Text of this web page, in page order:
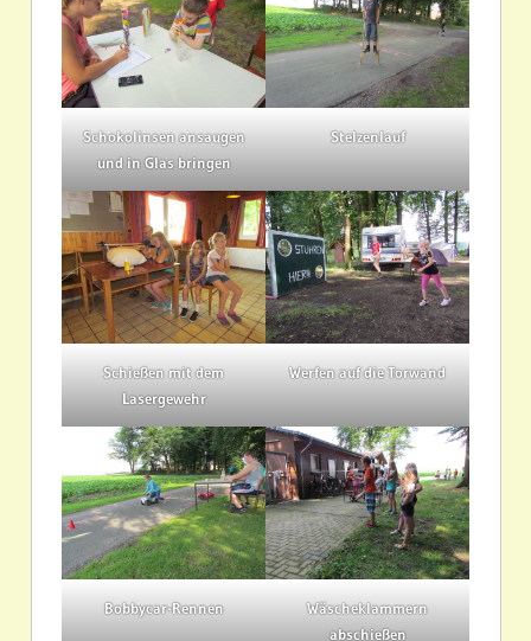
Schokolinsen ansaugen
und in Glas bringen
Stelzenlauf
Schießen mit dem
Lasergewehr
Werfen auf die Torwand
Bobbycar-Rennen
Wäscheklammern
abschießen